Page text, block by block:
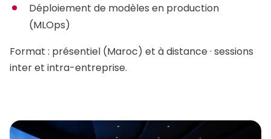
Déploiement de modèles en production
(MLOps)
Format : présentiel (Maroc) et à distance · sessions
inter et intra-entreprise.